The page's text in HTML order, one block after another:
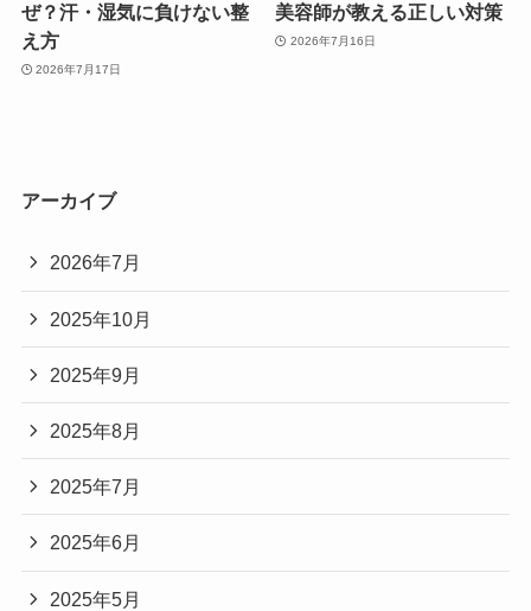
ぜ？汗・湿気に負けない整
え方
2026年7月17日
美容師が教える正しい対策
2026年7月16日
アーカイブ
2026年7月
2025年10月
2025年9月
2025年8月
2025年7月
2025年6月
2025年5月